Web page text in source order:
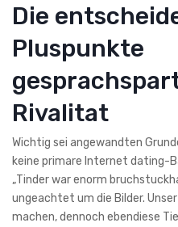
Die
Pluspunkte
Rivalitat
Wichtig sei angewandten
keine primare Internet dating-
„Tinder war enorm
ungeachtet um die Bilder.
machen, dennoch ebendiese